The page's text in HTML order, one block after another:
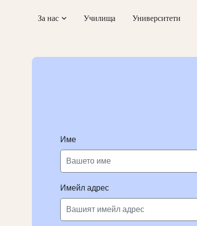
За нас Училища Университети
Име
Имейл адрес